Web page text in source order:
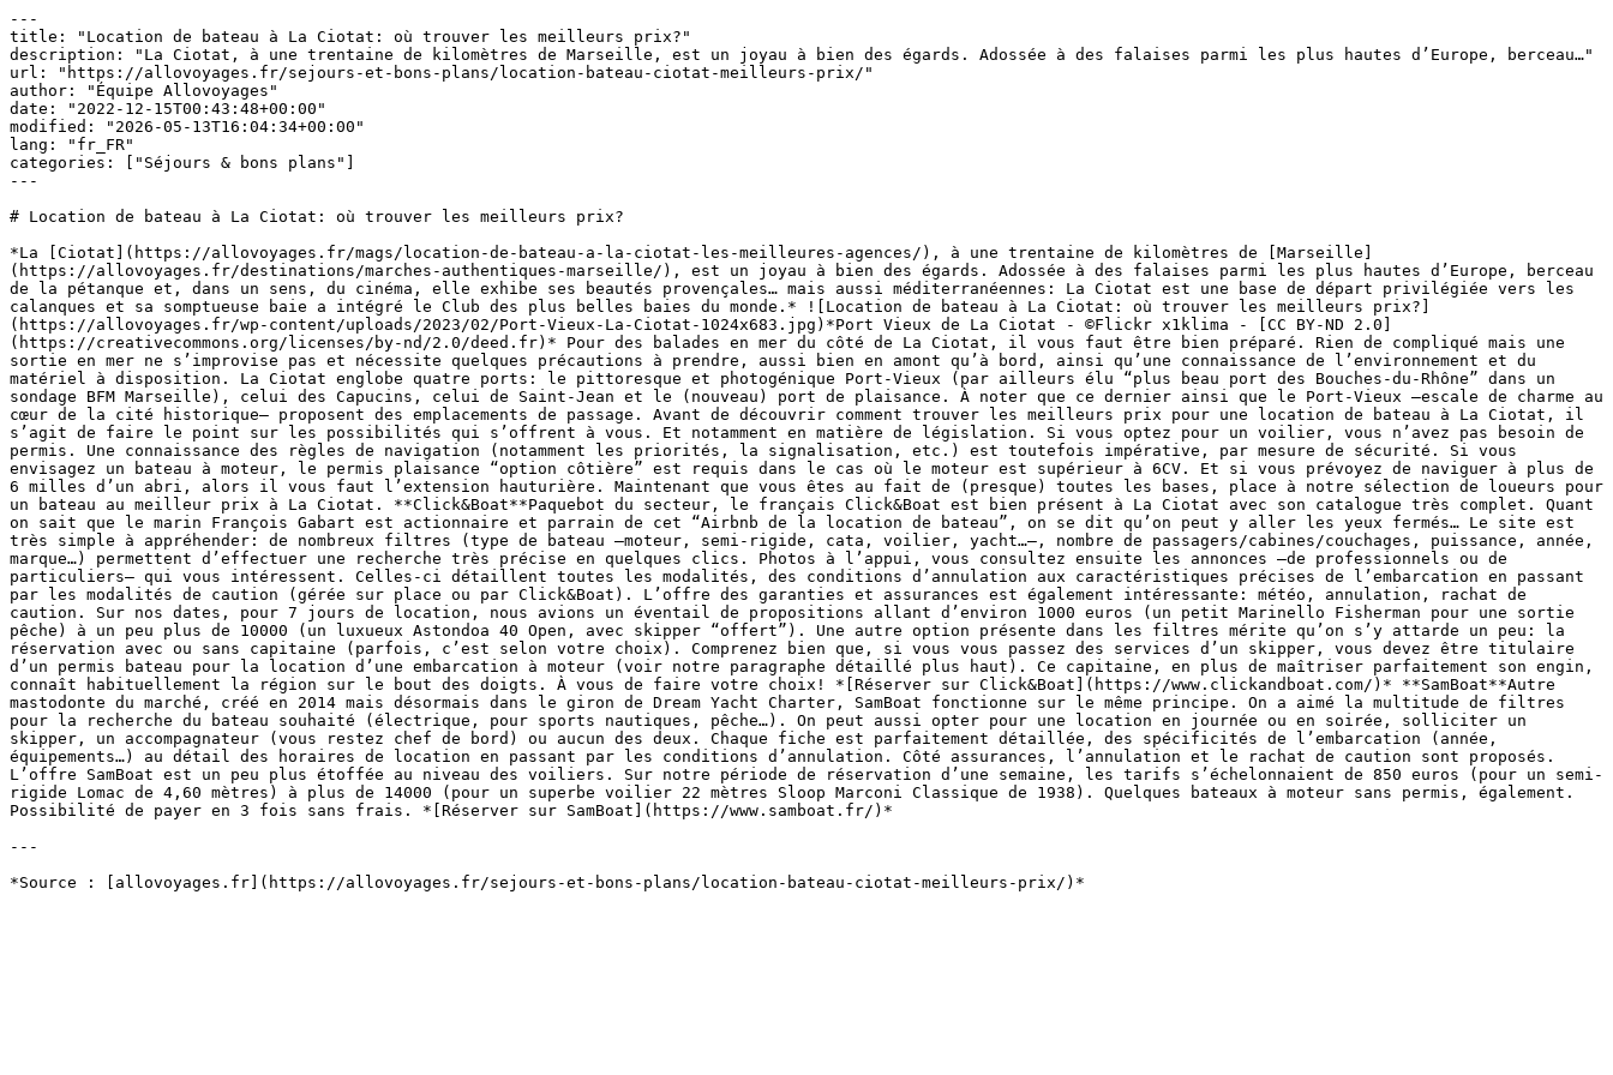
---
title: "Location de bateau à La Ciotat: où trouver les meilleurs prix?"
description: "La Ciotat, à une trentaine de kilomètres de Marseille, est un joyau à bien des égards. Adossée à des falaises parmi les plus hautes d’Europe, berceau…"
url: "https://allovoyages.fr/sejours-et-bons-plans/location-bateau-ciotat-meilleurs-prix/"
author: "Équipe Allovoyages"
date: "2022-12-15T00:43:48+00:00"
modified: "2026-05-13T16:04:34+00:00"
lang: "fr_FR"
categories: ["Séjours & bons plans"]
---
# Location de bateau à La Ciotat: où trouver les meilleurs prix?
*La [Ciotat](https://allovoyages.fr/mags/location-de-bateau-a-la-ciotat-les-meilleures-agences/), à une trentaine de kilomètres de [Marseille]
(https://allovoyages.fr/destinations/marches-authentiques-marseille/), est un joyau à bien des égards. Adossée à des falaises parmi les plus hautes d’Europe, berceau
de la pétanque et, dans un sens, du cinéma, elle exhibe ses beautés provençales… mais aussi méditerranéennes: La Ciotat est une base de départ privilégiée vers les
calanques et sa somptueuse baie a intégré le Club des plus belles baies du monde.* ![Location de bateau à La Ciotat: où trouver les meilleurs prix?]
(https://allovoyages.fr/wp-content/uploads/2023/02/Port-Vieux-La-Ciotat-1024x683.jpg)*Port Vieux de La Ciotat - ©Flickr x1klima - [CC BY-ND 2.0]
(https://creativecommons.org/licenses/by-nd/2.0/deed.fr)* Pour des balades en mer du côté de La Ciotat, il vous faut être bien préparé. Rien de compliqué mais une
sortie en mer ne s’improvise pas et nécessite quelques précautions à prendre, aussi bien en amont qu’à bord, ainsi qu’une connaissance de l’environnement et du
matériel à disposition. La Ciotat englobe quatre ports: le pittoresque et photogénique Port-Vieux (par ailleurs élu “plus beau port des Bouches-du-Rhône” dans un
sondage BFM Marseille), celui des Capucins, celui de Saint-Jean et le (nouveau) port de plaisance. À noter que ce dernier ainsi que le Port-Vieux –escale de charme au
cœur de la cité historique– proposent des emplacements de passage. Avant de découvrir comment trouver les meilleurs prix pour une location de bateau à La Ciotat, il
s’agit de faire le point sur les possibilités qui s’offrent à vous. Et notamment en matière de législation. Si vous optez pour un voilier, vous n’avez pas besoin de
permis. Une connaissance des règles de navigation (notamment les priorités, la signalisation, etc.) est toutefois impérative, par mesure de sécurité. Si vous
envisagez un bateau à moteur, le permis plaisance “option côtière” est requis dans le cas où le moteur est supérieur à 6CV. Et si vous prévoyez de naviguer à plus de
6 milles d’un abri, alors il vous faut l’extension hauturière. Maintenant que vous êtes au fait de (presque) toutes les bases, place à notre sélection de loueurs pour
un bateau au meilleur prix à La Ciotat. **Click&Boat**Paquebot du secteur, le français Click&Boat est bien présent à La Ciotat avec son catalogue très complet. Quant
on sait que le marin François Gabart est actionnaire et parrain de cet “Airbnb de la location de bateau”, on se dit qu’on peut y aller les yeux fermés… Le site est
très simple à appréhender: de nombreux filtres (type de bateau –moteur, semi-rigide, cata, voilier, yacht…–, nombre de passagers/cabines/couchages, puissance, année,
marque…) permettent d’effectuer une recherche très précise en quelques clics. Photos à l’appui, vous consultez ensuite les annonces –de professionnels ou de
particuliers– qui vous intéressent. Celles-ci détaillent toutes les modalités, des conditions d’annulation aux caractéristiques précises de l’embarcation en passant
par les modalités de caution (gérée sur place ou par Click&Boat). L’offre des garanties et assurances est également intéressante: météo, annulation, rachat de
caution. Sur nos dates, pour 7 jours de location, nous avions un éventail de propositions allant d’environ 1000 euros (un petit Marinello Fisherman pour une sortie
pêche) à un peu plus de 10000 (un luxueux Astondoa 40 Open, avec skipper “offert”). Une autre option présente dans les filtres mérite qu’on s’y attarde un peu: la
réservation avec ou sans capitaine (parfois, c’est selon votre choix). Comprenez bien que, si vous vous passez des services d’un skipper, vous devez être titulaire
d’un permis bateau pour la location d’une embarcation à moteur (voir notre paragraphe détaillé plus haut). Ce capitaine, en plus de maîtriser parfaitement son engin,
connaît habituellement la région sur le bout des doigts. À vous de faire votre choix! *[Réserver sur Click&Boat](https://www.clickandboat.com/)* **SamBoat**Autre
mastodonte du marché, créé en 2014 mais désormais dans le giron de Dream Yacht Charter, SamBoat fonctionne sur le même principe. On a aimé la multitude de filtres
pour la recherche du bateau souhaité (électrique, pour sports nautiques, pêche…). On peut aussi opter pour une location en journée ou en soirée, solliciter un
skipper, un accompagnateur (vous restez chef de bord) ou aucun des deux. Chaque fiche est parfaitement détaillée, des spécificités de l’embarcation (année,
équipements…) au détail des horaires de location en passant par les conditions d’annulation. Côté assurances, l’annulation et le rachat de caution sont proposés.
L’offre SamBoat est un peu plus étoffée au niveau des voiliers. Sur notre période de réservation d’une semaine, les tarifs s’échelonnaient de 850 euros (pour un semi-
rigide Lomac de 4,60 mètres) à plus de 14000 (pour un superbe voilier 22 mètres Sloop Marconi Classique de 1938). Quelques bateaux à moteur sans permis, également.
Possibilité de payer en 3 fois sans frais. *[Réserver sur SamBoat](https://www.samboat.fr/)*
---